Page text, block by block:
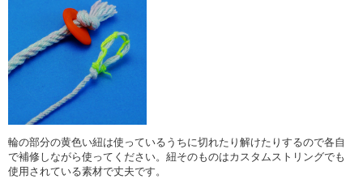
輪の部分の黄色い紐は使っているうちに切れたり解けたりするので各自
で補修しながら使ってください。紐そのものはカスタムストリングでも
使用されている素材で丈夫です。